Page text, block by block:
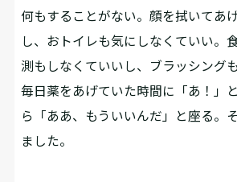
何もすることがない。顔を拭いてあ
し、おトイレも気にしなくていい。
測もしなくていいし、ブラッシング
毎日薬をあげていた時間に「あ！」
ら「ああ、もういいんだ」と座る。
ました。